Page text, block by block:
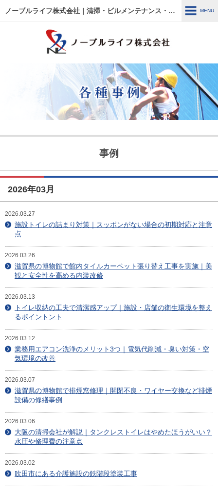
ノーブルライフ株式会社｜清掃・ビルメンテナンス・施設管理・改修工事｜大阪・兵庫・京都・滋賀・東京 MENU
各種事例
ノーブルライフの強み・特徴
ウルトラフロアケア
エアコン関連 ～修繕・入
替・クリーニング～
目安・価格表
会社概要
事例
2026年03月
2026.03.27
施設トイレの詰まり対策｜スッポンがない場合の初期対応と注意
点
2026.03.26
滋賀県の博物館で館内タイルカーペット張り替え工事を実施｜美
観と安全性を高める内装改修
2026.03.13
トイレ収納の工夫で清潔感アップ｜施設・店舗の衛生環境を整え
るポイントント
2026.03.12
業務用エアコン洗浄のメリット3つ｜電気代削減・臭い対策・空
気環境の改善
2026.03.07
滋賀県の博物館で排煙窓修理｜開閉不良・ワイヤー交換など排煙
設備の修繕事例
2026.03.06
大阪の清掃会社が解説｜タンクレストイレはやめたほうがいい？
水圧や修理費の注意点
2026.03.02
吹田市にある介護施設の鉄階段塗装工事